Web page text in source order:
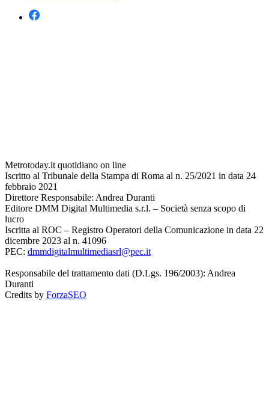
Metrotoday.it quotidiano on line
Iscritto al Tribunale della Stampa di Roma al n. 25/2021 in data 24
febbraio 2021
Direttore Responsabile: Andrea Duranti
Editore DMM Digital Multimedia s.r.l. – Società senza scopo di
lucro
Iscritta al ROC – Registro Operatori della Comunicazione in data 22
dicembre 2023 al n. 41096
PEC: dmmdigitalmultimediasrl@pec.it
Responsabile del trattamento dati (D.Lgs. 196/2003): Andrea
Duranti
Credits by ForzaSEO